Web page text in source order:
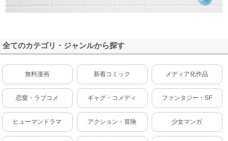
全てのカテゴリ・ジャンルから探す
無料漫画 新着コミック メディア化作品
恋愛・ラブコメ ギャグ・コメディ ファンタジー・SF
ヒューマンドラマ アクション・冒険 少女マンガ